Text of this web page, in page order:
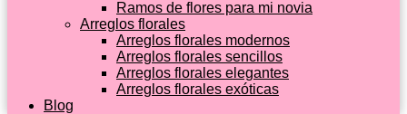
Ramos de flores para mi novia
Arreglos florales
Arreglos florales modernos
Arreglos florales sencillos
Arreglos florales elegantes
Arreglos florales exóticas
Blog